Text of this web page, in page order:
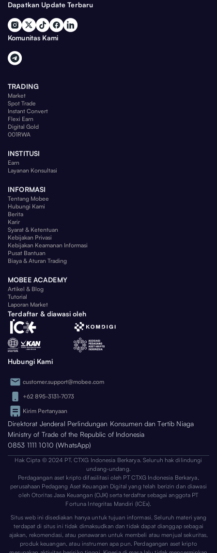
Dapatkan Update Terbaru
Komunitas Kami
TRADING
Market
Spot Trade
Instant Convert
Flexi Earn
Digital Gold
001RWA
INSTITUSI
Earn
Layanan Konsultasi
INFORMASI
Tentang Mobee
Hubungi Kami
Berita
Karir
Syarat & Ketentuan
Kebijakan Privasi
Kebijakan Keamanan Informasi
Pusat Bantuan
Biaya & Aturan Trading
MOBEE ACADEMY
Artikel & Blog
Tutorial
Laporan Market
Terdaftar & diawasi oleh
Hubungi Kami
customer.support@mobee.com
+62 895-3131-7073
Kirim Pertanyaan
Direktorat Jenderal Perlindungan Konsumen dan Tertib Niaga
Ministry of Trade of the Republic of Indonesia
0853 1111 1010 (WhatsApp)
Hak Cipta © 2024 PT. CTXG Indonesia Berkarya. Seluruh hak dilindungi
undang-undang.
Perdagangan aset kripto difasilitasi oleh PT CTXG Indonesia Berkarya,
perusahaan Pedagang Aset Keuangan Digital yang telah berizin dan diawasi
oleh Otoritas Jasa Keuangan (OJK) serta terdaftar sebagai anggota PT
Fortuna Integritas Mandiri (ICEx).
Situs web ini disediakan hanya untuk tujuan informasi. Seluruh materi yang
terdapat di situs ini tidak dimaksudkan dan tidak dapat dianggap sebagai
ajakan, rekomendasi, atau penawaran untuk membeli atau menjual sekuritas,
produk keuangan, atau instrumen apa pun. Perdagangan aset kripto